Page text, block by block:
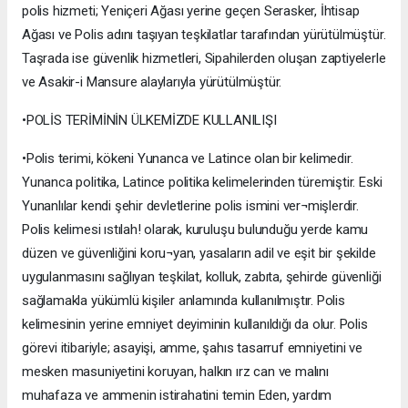
polis hizmeti; Yeniçeri Ağası yerine geçen Serasker, İhtisap
Ağası ve Polis adını taşıyan teşkilatlar tarafından yürütülmüştür.
Taşrada ise güvenlik hizmetleri, Sipahilerden oluşan zaptiyelerle
ve Asakir-i Mansure alaylarıyla yürütülmüştür.
•POLİS TERİMİNİN ÜLKEMİZDE KULLANILIŞI
•Polis terimi, kökeni Yunanca ve Latince olan bir kelimedir.
Yunanca politika, Latince politika kelimelerinden türemiştir. Eski
Yunanlılar kendi şehir devletlerine polis ismini ver¬mişlerdir.
Polis kelimesi ıstılah! olarak, kuruluşu bulunduğu yerde kamu
düzen ve güvenliğini koru¬yan, yasaların adil ve eşit bir şekilde
uygulanmasını sağlıyan teşkilat, kolluk, zabıta, şehirde güvenliği
sağlamakla yükümlü kişiler anlamında kullanılmıştır. Polis
kelimesinin yerine emniyet deyiminin kullanıldığı da olur. Polis
görevi itibariyle; asayişi, amme, şahıs tasarruf emniyetini ve
mesken masuniyetini koruyan, halkın ırz can ve malını
muhafaza ve ammenin istirahatini temin Eden, yardım